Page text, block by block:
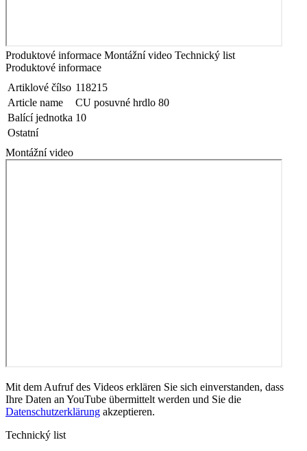
Produktové informace Montážní video Technický list
Produktové informace
Artiklové čílso 118215
Article name
CU posuvné hrdlo 80
Balící jednotka 10
Ostatní
Montážní video
Mit dem Aufruf des Videos erklären Sie sich einverstanden, dass
Ihre Daten an YouTube übermittelt werden und Sie die
Datenschutzerklärung akzeptieren.
Technický list